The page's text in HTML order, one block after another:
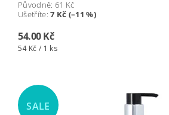
Původně: 61 Kč
Ušetříte:7 Kč (–11 %)
54.00 Kč
54 Kč / 1 ks
SALE